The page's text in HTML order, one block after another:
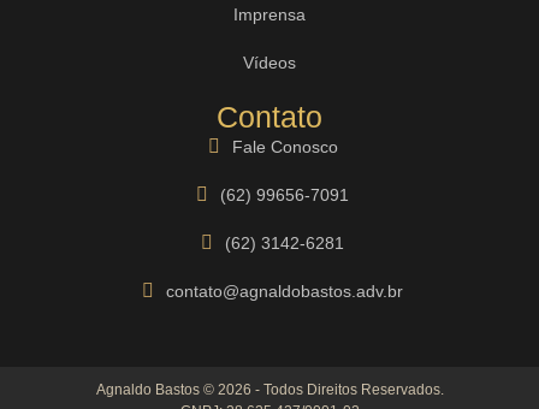
Imprensa
Vídeos
Contato
Fale Conosco
(62) 99656-7091
(62) 3142-6281
contato@agnaldobastos.adv.br
Agnaldo Bastos © 2026 - Todos Direitos Reservados.